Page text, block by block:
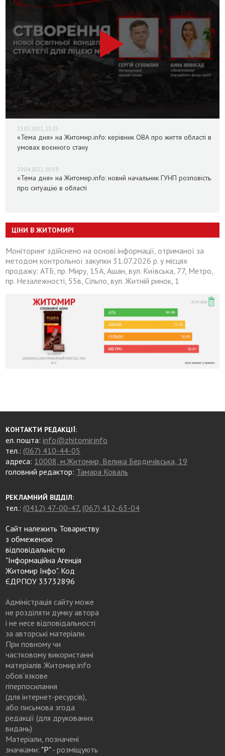
13.05.2022, 13:25
«Тема дня» на Житомир.info: керівник ОВА про життя області в
умовах воєнного стану
29.04.2022, 10:59
«Тема дня» на Житомир.info: новий начальник ГУНП розповість
про ситуацію в області
ЦІНИ В ЖИТОМИРІ
Моніторинг здійснено на основі інформації, отриманої за
методом контрольної закупки 31.07.2026 р. у місцях
продажу: АТБ, пр. Миру, 15А, Ашан, вул. Київська, 77, Метро,
пр. Незалежності, 55в, Сільпо, вул. Житній ринок, 1
КОНТАКТИ РЕДАКЦІЇ:
ел. пошта:info@zhitomir.info
тел.: (067) 410-44-05
адреса: 10008, м.Житомир, Велика Бердичівська, 19
головний редактор: Тамара Коваль
РЕКЛАМНИЙ ВІДДІЛ:
тел.: (0412) 47-00-47, (067) 412-63-04
Сайт належить Товариству
з обмеженою
відповідальністю
"Інформаційна Агенція
Житомир Інфо". Код
ЄДРПОУ 33732896
Адміністрація сайту може
не розділяти думку автора
і не несе відповідальності
за авторські матеріали.
При повному чи
частковому використанні
матеріалів Житомир.info
обов’язкове
гіперпосилання
(для інтернет-ресурсів),
або письмова згода
редакції (для друкованих
видань)
Матеріали, позначені
значками: "Р"- розміщують